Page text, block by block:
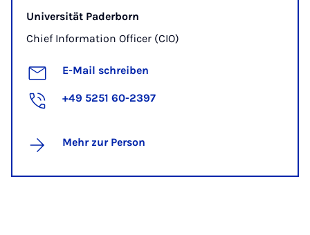
Universität Paderborn
Chief Information Officer (CIO)
E-Mail schreiben
+49 5251 60-2397
Mehr zur Person